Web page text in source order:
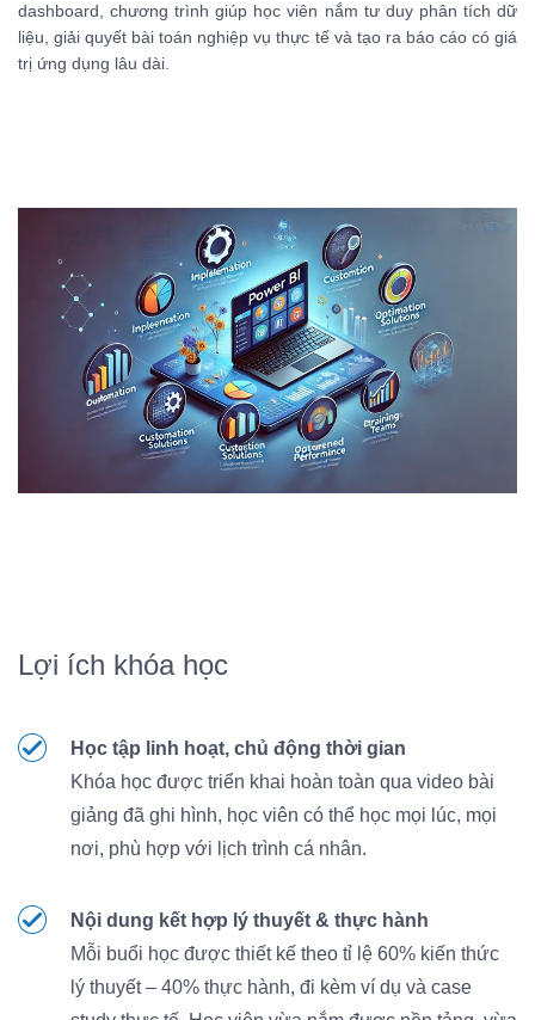
dashboard, chương trình giúp học viên nắm tư duy phân tích dữ
liệu, giải quyết bài toán nghiệp vụ thực tế và tạo ra báo cáo có giá
trị ứng dụng lâu dài.
Lợi ích khóa học
Học tập linh hoạt, chủ động thời gian
Khóa học được triển khai hoàn toàn qua video bài
giảng đã ghi hình, học viên có thể học mọi lúc, mọi
nơi, phù hợp với lịch trình cá nhân.
Nội dung kết hợp lý thuyết & thực hành
Mỗi buổi học được thiết kế theo tỉ lệ 60% kiến thức
lý thuyết – 40% thực hành, đi kèm ví dụ và case